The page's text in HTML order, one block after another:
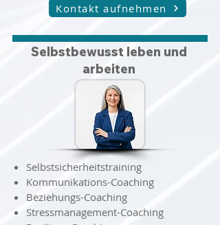
Kontakt aufnehmen
Selbstbewusst leben und
arbeiten
Selbstsicherheitstraining
Kommunikations-Coaching
Beziehungs-Coaching
Stressmanagement-Coaching